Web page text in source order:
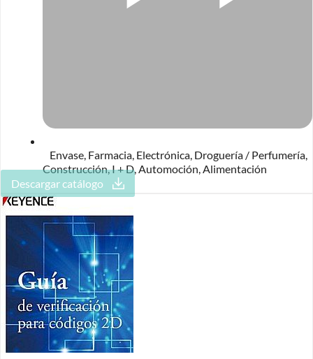
Envase Farmacia Electrónica Droguería / Perfumería
Construcción,I + D, Automoción Alimentación
Descargar catálogo